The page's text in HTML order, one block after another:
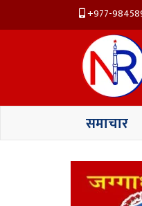
+977-
समाचार